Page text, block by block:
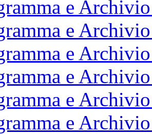
e
e
e
e
e
e